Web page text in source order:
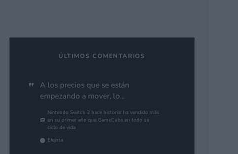
ÚLTIMOS COMENTARIOS
A los precios que se están
empezando a mover, lo...
Nintendo Switch 2 hace historia: ha vendido más
en su primer año que GameCube en todo su
ciclo de vida
Efejota